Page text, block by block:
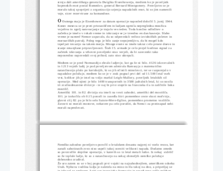
stroja dali ameriškega generala Dwighta Eisenhowerja, medtem ko je poveljnik
kopenskih enot postal Rommlov, general Bernard Montgomery. Poveljstvo se je
moralo takoj spoprijeti z organizacijo urjenja napadalnih enot, ki so jim namenili
vaje, sicer rezervirane za komandose.
O Osmega maja je Eisenhower za datum operacije naposled določil 5. junij 1944.
Konec meseca se je proti pristaniščem in ladjam zgrnila nepregledna množica
vojaštva in zgolj natovarjanje je trajalo ves teden. Toda končno odločitev o
začetku je imelo v rokah vreme in izkrcanje se je izvedno en dan kasneje. Slabo
vreme je namreč Nemce uspavalo, da so odpovedali večino izvidniških poletov in
mornariških patrulj. Poleg tega je bilo zanje nepojemljivo, da bi mogel kdo
izpeljati invazijo na takem morju. Mnoge enote so imele takrat celo proste dneve in
stanje zmanjšane pripravljenosti. Štab 15. armade je celo prejel kodiran signal za
začetek izkrcanja a vrhovni poveljniki niso verjeli, da bi zavezniki tako
neposredno napovedali svoj prihod, zato niso ukrepali.
Medtem se je pred Normandijo zbralo ladjevje, kot ga še ni bilo. 4126 izkrcevalnih
in 1213 vojnih ladij je pod poveljstvom admirala Ramsayja z matematično
natančnostjo plulo po koridorjih, ki so jih očistili minolovci, ter se razporejalo v
napadalne položaje, medtem ko se je v zrak pognal prvi del od 11.500 letal vseh
vrst, kolikor jih je imel na voljo maršal Leigh-Mallory, poveljnik letalskih sil
operacije. Med njimi je bilo 1400 transportnih in 3500 jadralnih letal, ki so nosila
tri zračnodesantne divizije - te naj bi prve stopile na francoska tla in zaščitile boka
mostišč.
Ameriški 101. in 82. divizija sta imeli na vesti zahodni, ameriški del mostišča.
101. je izskočila ob 0.15 ponoči in zasedla štiri pomembne ceste skozi močvirja,
glavni cilj 82. pa je bilo selo Sainte-Mere-Eglise, pomembno prometno vozlišče.
Zavzeti so morali mostove, nekatere pa celo porušiti, da Nemci za protinapad nebi
morali napredovati.
Nemško zahodno poveljstvo poročil o letalskem desantu najprej ni vzelo resno, ker
zaradi sabotiranih zvez niso uspeli takoj oceniti velikosti napada. Dodatno zmedo
so povzročile slepilne operacije, v katerih so iz letal metali lutke. Iz nekaj  sidrišč
so že izplule ladje, ki so z natančnostjo na nekaj območjih nemške položaje
dobesedno zradiral.
Že uro zatem so se v boj pognali prvi vojaki na najzahodnejšem, ameriškem odseku
Utah. Njihova vodilna ladja je naletela na mino in šla takoj na dno, a pripetljaj se